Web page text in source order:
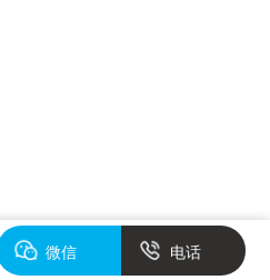
微信 电话